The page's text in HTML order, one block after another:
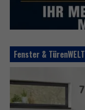
Fenster & TürenWELT